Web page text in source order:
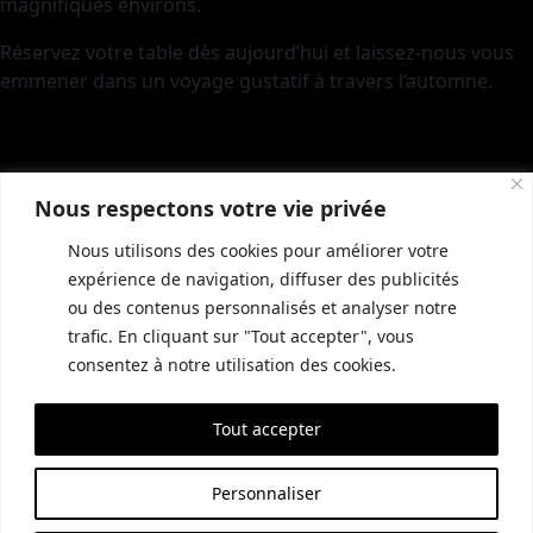
Nous respectons votre vie privée
Nous utilisons des cookies pour améliorer votre
expérience de navigation, diffuser des publicités
ou des contenus personnalisés et analyser notre
trafic. En cliquant sur "Tout accepter", vous
consentez à notre utilisation des cookies.
Personnaliser
Tout accepter
Réservez votre table dès aujourd’hui et laissez-nous vous
emmener dans un voyage gustatif à travers l’automne.
INFORMATIONS COMPLÉMENTAIRES GUIDE LOCAL
MENTIONS LÉGALES
CONDITIONS GÉNÉRALES DE VENTE (CGV)
POLITIQUE DE CONFIDENTIALITÉ
SITE RÉALISÉ PAR EMPREINTE SEO